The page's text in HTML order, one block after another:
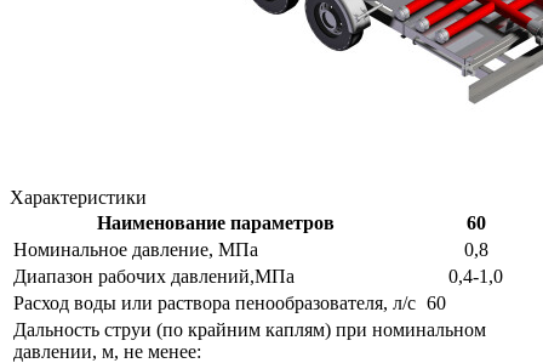
Характеристики
Наименование параметров
60
Номинальное давление, МПа
0,8
Диапазон рабочих давлений,МПа
0,4-1,0
Расход воды или раствора пенообразователя, л/с 60
Дальность струи (по крайним каплям) при номинальном
давлении, м, не менее: